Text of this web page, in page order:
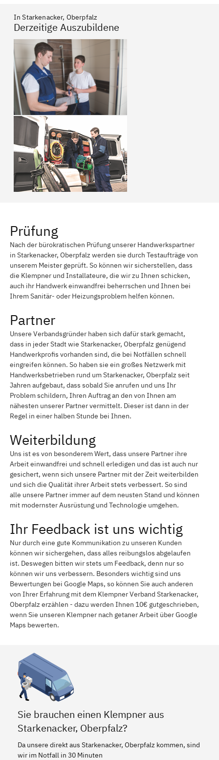
In Starkenacker, Oberpfalz
Derzeitige Auszubildene
Prüfung
Nach der bürokratischen Prüfung unserer Handwerkspartner
in Starkenacker, Oberpfalz werden sie durch Testaufträge von
unserem Meister geprüft. So können wir sicherstellen, dass
die Klempner und Installateure, die wir zu Ihnen schicken,
auch ihr Handwerk einwandfrei beherrschen und Ihnen bei
Ihrem Sanitär- oder Heizungsproblem helfen können.
Partner
Unsere Verbandsgründer haben sich dafür stark gemacht,
dass in jeder Stadt wie Starkenacker, Oberpfalz genügend
Handwerkprofis vorhanden sind, die bei Notfällen schnell
eingreifen können. So haben sie ein großes Netzwerk mit
Handwerksbetrieben rund um Starkenacker, Oberpfalz seit
Jahren aufgebaut, dass sobald Sie anrufen und uns Ihr
Problem schildern, Ihren Auftrag an den von Ihnen am
nähesten unserer Partner vermittelt. Dieser ist dann in der
Regel in einer halben Stunde bei Ihnen.
Weiterbildung
Uns ist es von besonderem Wert, dass unsere Partner ihre
Arbeit einwandfrei und schnell erledigen und das ist auch nur
gesichert, wenn sich unsere Partner mit der Zeit weiterbilden
und sich die Qualität ihrer Arbeit stets verbessert. So sind
alle unsere Partner immer auf dem neusten Stand und können
mit modernster Ausrüstung und Technologie umgehen.
Ihr Feedback ist uns wichtig
Nur durch eine gute Kommunikation zu unseren Kunden
können wir sichergehen, dass alles reibungslos abgelaufen
ist. Deswegen bitten wir stets um Feedback, denn nur so
können wir uns verbessern. Besonders wichtig sind uns
Bewertungen bei Google Maps, so können Sie auch anderen
von Ihrer Erfahrung mit dem Klempner Verband Starkenacker,
Oberpfalz erzählen - dazu werden Ihnen 10€ gutgeschrieben,
wenn Sie unseren Klempner nach getaner Arbeit über Google
Maps bewerten.
Sie brauchen einen Klempner aus
Starkenacker, Oberpfalz?
Da unsere direkt aus Starkenacker, Oberpfalz kommen, sind
wir im Notfall in 30 Minuten